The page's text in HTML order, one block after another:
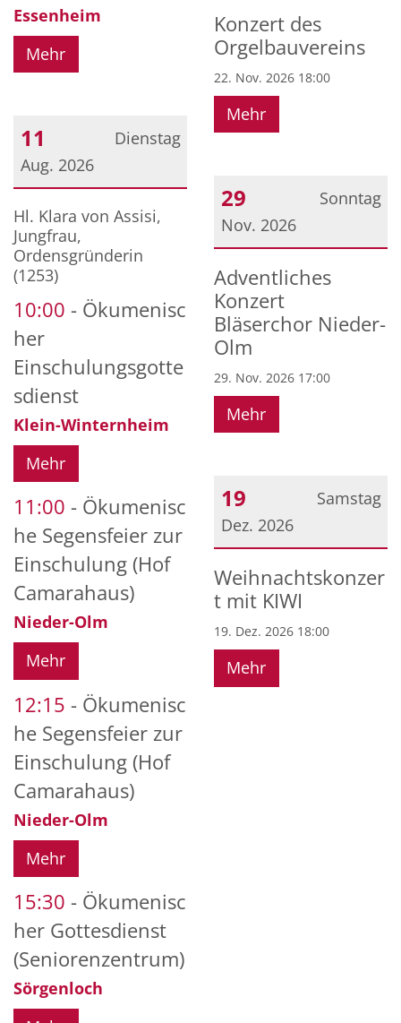
Essenheim
Mehr
Dienstag
11
Aug. 2026
Datum: 11. August 2026
Hl. Klara von Assisi,
Jungfrau,
Ordensgründerin
(1253)
10:00
Ökumenisc
her
Einschulungsgotte
sdienst
Klein-Winternheim
Mehr
11:00
Ökumenisc
he Segensfeier zur
Einschulung (Hof
Camarahaus)
Nieder-Olm
Mehr
12:15
Ökumenisc
he Segensfeier zur
Einschulung (Hof
Camarahaus)
Nieder-Olm
Mehr
15:30
Ökumenisc
her Gottesdienst
(Seniorenzentrum)
Sörgenloch
Datum: 22. November
Konzert des
Orgelbauvereins
22. Nov. 2026 18:00
Mehr
Sonntag
29
Nov. 2026
Datum: 29. November
Adventliches
Konzert
Bläserchor Nieder-
Olm
29. Nov. 2026 17:00
Mehr
Samstag
19
Dez. 2026
Datum: 19. Dezember
Weihnachtskonzer
t mit KIWI
19. Dez. 2026 18:00
Mehr